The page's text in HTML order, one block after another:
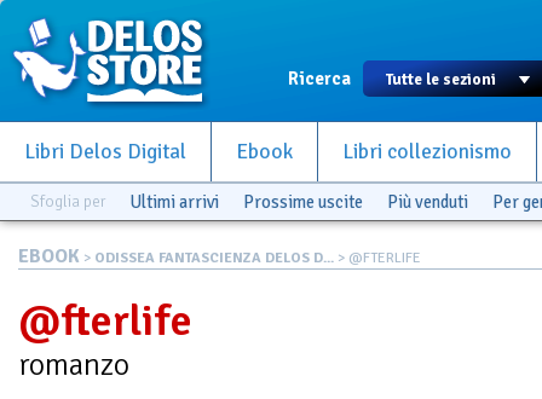
Ricerca
Libri Delos Digital Ebook Libri collezionismo
Sfoglia per Ultimi arrivi Prossime uscite Più venduti Per
EBOOK > ODISSEA FANTASCIENZA DELOS D... > @FTERLIFE
@fterlife
romanzo